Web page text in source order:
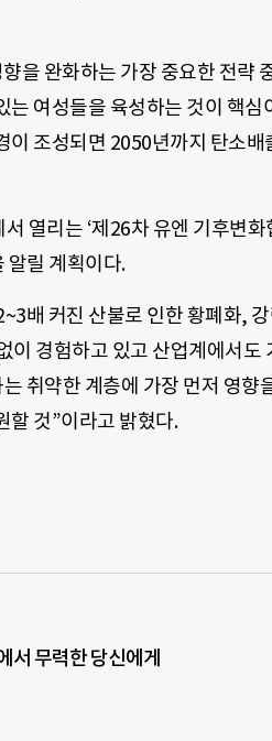
을 완화하는 가장 중요한 전략
여성들을 육성하는 것이 핵심
이 조성되면 2050년까지 탄소배
열리는 ‘제26차 유엔 기후변화
알릴 계획이다.
배 커진 산불로 인한 황폐화,
이 경험하고 있고 산업계에서도
취약한 계층에 가장 먼저 영향
할 것”이라고 밝혔다.
서 무력한 당신에게